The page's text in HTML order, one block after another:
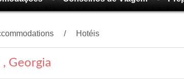
Hotéis
Georgia